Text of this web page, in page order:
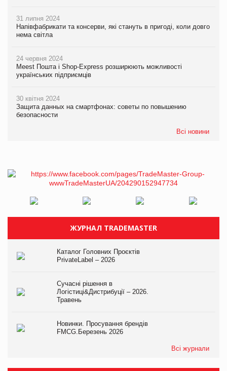
31 липня 2024
Напівфабрикати та консерви, які стануть в пригоді, коли довго
нема світла
24 червня 2024
Meest Пошта і Shop-Express розширюють можливості
українських підприємців
30 квітня 2024
Защита данных на смартфонах: советы по повышению
безопасности
Всі новини
ЖУРНАЛ TRADEMASTER
Каталог Головних Проєктів
PrivateLabel – 2026
Сучасні рішення в
Логістиці&Дистрибуції – 2026.
Травень
Новинки. Просування брендів
FMCG.Березень 2026
Всі журнали